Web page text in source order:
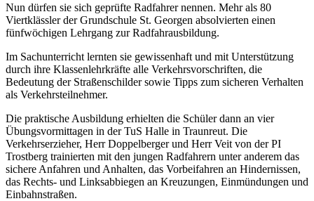
Nun dürfen sie sich geprüfte Radfahrer nennen. Mehr als 80
Viertklässler der Grundschule St. Georgen absolvierten einen
fünfwöchigen Lehrgang zur Radfahrausbildung.
Im Sachunterricht lernten sie gewissenhaft und mit Unterstützung
durch ihre Klassenlehrkräfte alle Verkehrsvorschriften, die
Bedeutung der Straßenschilder sowie Tipps zum sicheren Verhalten
als Verkehrsteilnehmer.
Die praktische Ausbildung erhielten die Schüler dann an vier
Übungsvormittagen in der TuS Halle in Traunreut. Die
Verkehrserzieher, Herr Doppelberger und Herr Veit von der PI
Trostberg trainierten mit den jungen Radfahrern unter anderem das
sichere Anfahren und Anhalten, das Vorbeifahren an Hindernissen,
das Rechts- und Linksabbiegen an Kreuzungen, Einmündungen und
Einbahnstraßen.